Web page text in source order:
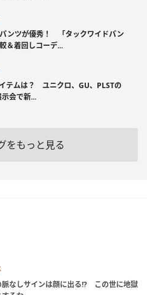
ンツが優秀！ 「タックワイドパン
＆着回しコーデ...
テムは？ ユニクロ、GU、PLSTの
会で新...
をもっと見る
脈なしサインは顔に出る!? この世に地獄